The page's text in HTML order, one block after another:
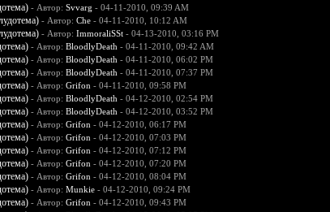
- Автор: Svvarg - 04-11-2010, 09:39 AM
- Автор: Che- 04-11-2010, 10:12 AM
- Автор: ImmoraliSSt- 04-13-2010, 03:16 PM
- Автор: BloodlyDeath - 04-11-2010, 09:42 AM
- Автор: BloodlyDeath - 04-11-2010, 06:02 PM
- Автор: BloodlyDeath - 04-11-2010, 07:37 PM
- Автор: Grifon - 04-11-2010, 09:58 PM
- Автор: BloodlyDeath - 04-12-2010, 02:54 PM
- Автор: BloodlyDeath - 04-12-2010, 03:52 PM
- Автор: Grifon - 04-12-2010, 06:17 PM
- Автор: Grifon - 04-12-2010, 07:03 PM
- Автор: Grifon - 04-12-2010, 07:12 PM
- Автор: Grifon - 04-12-2010, 07:20 PM
- Автор: Grifon - 04-12-2010, 08:04 PM
- Автор: Munkie- 04-12-2010, 09:24 PM
- Автор: Grifon - 04-12-2010, 09:43 PM